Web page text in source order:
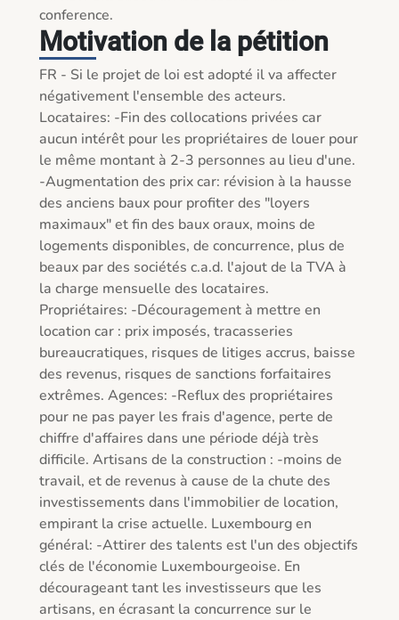
conference.
Motivation de la pétition
FR - Si le projet de loi est adopté il va affecter
négativement l'ensemble des acteurs.
Locataires: -Fin des collocations privées car
aucun intérêt pour les propriétaires de louer pour
le même montant à 2-3 personnes au lieu d'une.
-Augmentation des prix car: révision à la hausse
des anciens baux pour profiter des "loyers
maximaux" et fin des baux oraux, moins de
logements disponibles, de concurrence, plus de
beaux par des sociétés c.a.d. l'ajout de la TVA à
la charge mensuelle des locataires.
Propriétaires: -Découragement à mettre en
location car : prix imposés, tracasseries
bureaucratiques, risques de litiges accrus, baisse
des revenus, risques de sanctions forfaitaires
extrêmes. Agences: -Reflux des propriétaires
pour ne pas payer les frais d'agence, perte de
chiffre d'affaires dans une période déjà très
difficile. Artisans de la construction : -moins de
travail, et de revenus à cause de la chute des
investissements dans l'immobilier de location,
empirant la crise actuelle. Luxembourg en
général: -Attirer des talents est l'un des objectifs
clés de l'économie Luxembourgeoise. En
décourageant tant les investisseurs que les
artisans, en écrasant la concurrence sur le